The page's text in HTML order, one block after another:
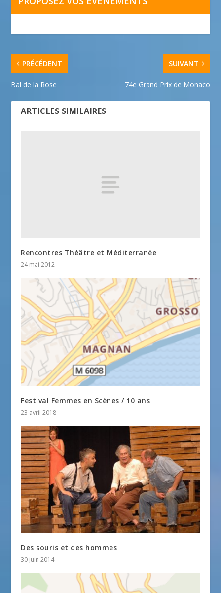
PRÉCÉDENT
Bal de la Rose
SUIVANT
74e Grand Prix de Monaco
ARTICLES SIMILAIRES
Rencontres Théâtre et Méditerranée
24 mai 2012
Festival Femmes en Scènes / 10 ans
23 avril 2018
Des souris et des hommes
30 juin 2014